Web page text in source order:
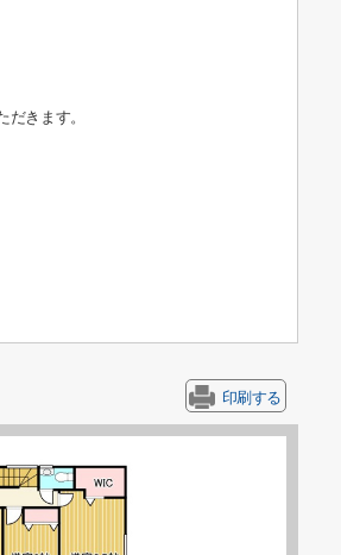
きます。
印刷する